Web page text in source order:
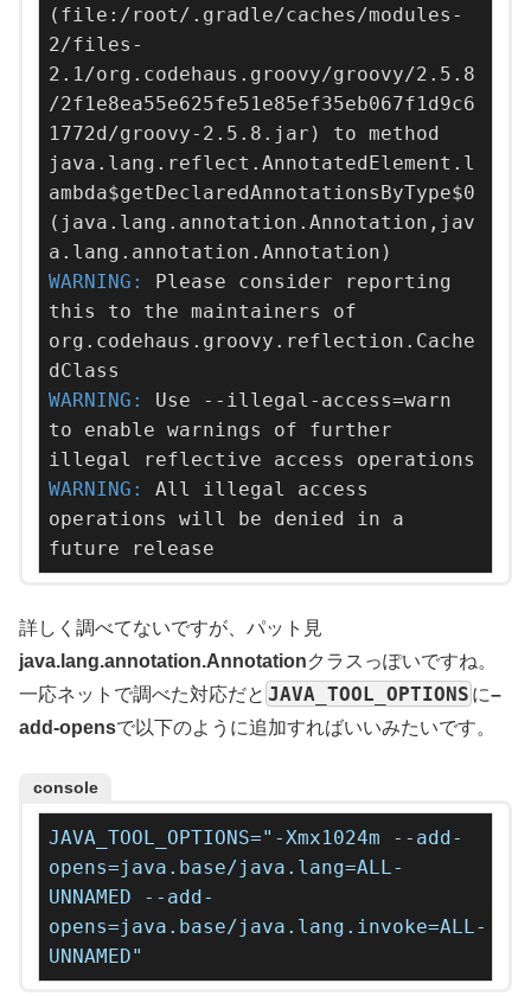
(file:/root/.gradle/caches/modules-
2/files-
2.1/org.codehaus.groovy/groovy/2.5.8
/2f1e8ea55e625fe51e85ef35eb067f1d9c6
1772d/groovy-2.5.8.jar) to method
java.lang.reflect.AnnotatedElement.l
ambda$getDeclaredAnnotationsByType$0
(java.lang.annotation.Annotation,jav
WARNING:
Please consider reporting
this to the maintainers of
org.codehaus.groovy.reflection.Cache
WARNING: Use --illegal-access=warn
to enable warnings of further
WARNING: All illegal access
operations will be denied in a
future release
詳しく調べてないですが、パット見
java.lang.annotation.Annotationクラスっぽいですね。
一応ネットで調べた対応だと JAVA_TOOL_OPTIONS に–
add-opensで以下のように追加すればいいみたいです。
console
JAVA_TOOL_OPTIONS="-Xmx1024m
--add-
opens=java.base/java.lang=ALL-
UNNAMED
--add-
opens=java.base/java.lang.invoke=ALL-
UNNAMED"